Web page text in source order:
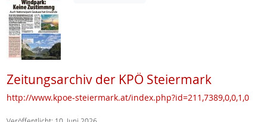
Zeitungsarchiv der KPÖ Steiermark
http://www.kpoe-steiermark.at/index.php?id=211,7389,0,0,1,0